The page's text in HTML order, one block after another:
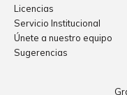
Licencias
Servicio Institucional
Únete a nuestro equipo
Sugerencias